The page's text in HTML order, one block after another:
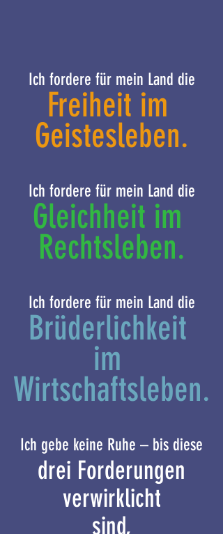
Ich fordere für mein Land die
Freiheit im
Geistesleben.
Ich fordere für mein Land die
Gleichheit im
Rechtsleben.
Ich fordere für mein Land die
Brüderlichkeit
im
Wirtschaftsleben.
Ich gebe keine Ruhe – bis diese
drei Forderungen
verwirklicht
sind,